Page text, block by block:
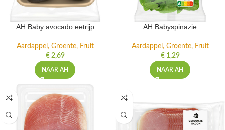
AH Baby avocado eetrijp
Aardappel, Groente, Fruit
€2,69
NAAR AH
AH Babyspinazie
Aardappel, Groente, Fruit
€1,29
NAAR AH